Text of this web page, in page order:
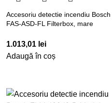
Accesoriu detectie incendiu Bosch
FAS-ASD-FL Filterbox, mare
1.013,01 lei
Adaugă în coș